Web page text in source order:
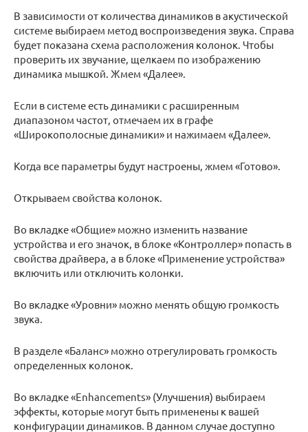
В зависимости от количества динамиков в акустической
системе выбираем метод воспроизведения звука. Справа
будет показана схема расположения колонок. Чтобы
проверить их звучание, щелкаем по изображению
динамика мышкой. Жмем «Далее».
Если в системе есть динамики с расширенным
диапазоном частот, отмечаем их в графе
«Широкополосные динамики» и нажимаем «Далее».
Когда все параметры будут настроены, жмем «Готово».
Открываем свойства колонок.
Во вкладке «Общие» можно изменить название
устройства и его значок, в блоке «Контроллер» попасть в
свойства драйвера, а в блоке «Применение устройства»
включить или отключить колонки.
Во вкладке «Уровни» можно менять общую громкость
звука.
В разделе «Баланс» можно отрегулировать громкость
определенных колонок.
Во вкладке «Enhancements» (Улучшения) выбираем
эффекты, которые могут быть применены к вашей
конфигурации динамиков. В данном случае доступно